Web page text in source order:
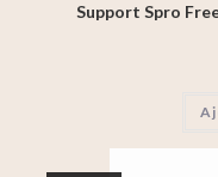
Support Spro